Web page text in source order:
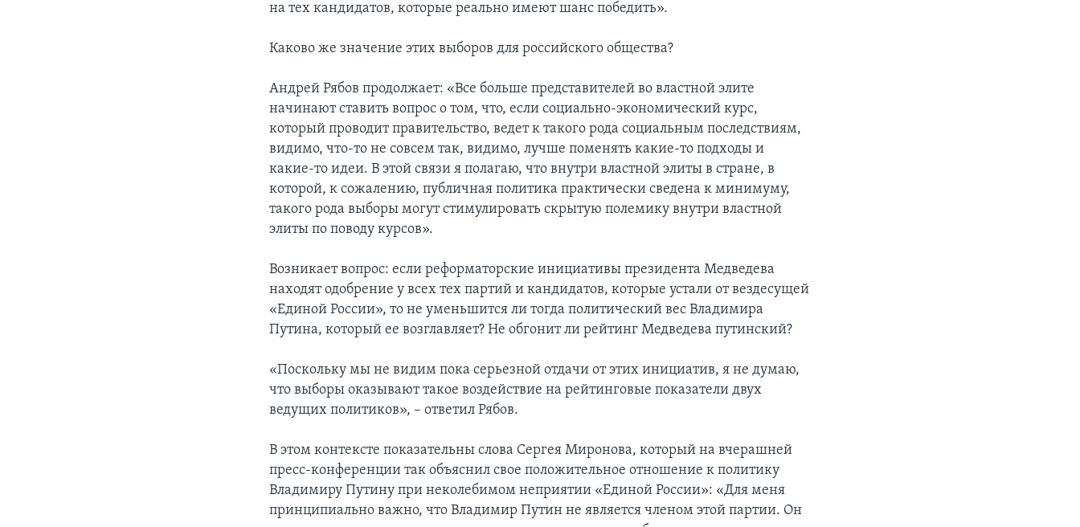
на тех кандидатов, которые реально имеют шанс победить».
Каково же значение этих выборов для российского общества?
Андрей Рябов продолжает: «Все больше представителей во властной элите
начинают ставить вопрос о том, что, если социально-экономический курс,
который проводит правительство, ведет к такого рода социальным последствиям,
видимо, что-то не совсем так, видимо, лучше поменять какие-то подходы и
какие-то идеи. В этой связи я полагаю, что внутри властной элиты в стране, в
которой, к сожалению, публичная политика практически сведена к минимуму,
такого рода выборы могут стимулировать скрытую полемику внутри властной
элиты по поводу курсов».
Возникает вопрос: если реформаторские инициативы президента Медведева
находят одобрение у всех тех партий и кандидатов, которые устали от вездесущей
«Единой России», то не уменьшится ли тогда политический вес Владимира
Путина, который ее возглавляет? Не обгонит ли рейтинг Медведева путинский?
«Поскольку мы не видим пока серьезной отдачи от этих инициатив, я не думаю,
что выборы оказывают такое воздействие на рейтинговые показатели двух
ведущих политиков», – ответил Рябов.
В этом контексте показательны слова Сергея Миронова, который на вчерашней
пресс-конференции так объяснил свое положительное отношение к политику
Владимиру Путину при неколебимом неприятии «Единой России»: «Для меня
принципиально важно, что Владимир Путин не является членом этой партии. Он